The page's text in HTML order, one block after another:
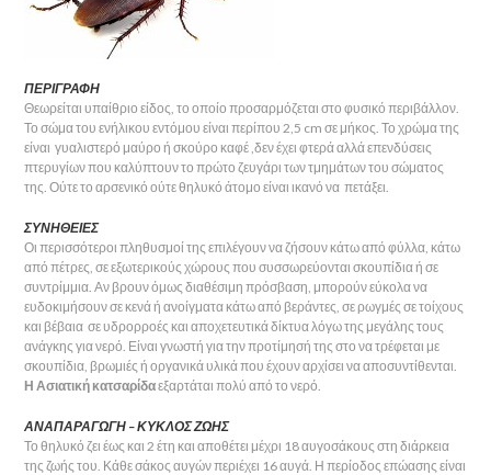
ΠΕΡΙΓΡΑΦΗ
Θεωρείται υπαίθριο είδος, το οποίο προσαρμόζεται στο φυσικό περιβάλλον.
Το σώμα του ενήλικου εντόμου είναι περίπου 2,5 cm σε μήκος. Το χρώμα της
είναι γυαλιστερό μαύρο ή σκούρο καφέ ,δεν έχει φτερά αλλά επενδύσεις
πτερυγίων που καλύπτουν το πρώτο ζευγάρι των τμημάτων του σώματος
της. Ούτε το αρσενικό ούτε θηλυκό άτομο είναι ικανό να πετάξει.
ΣΥΝΗΘΕΙΕΣ
Οι περισσότεροι πληθυσμοί της επιλέγουν να ζήσουν κάτω από φύλλα, κάτω
από πέτρες, σε εξωτερικούς χώρους που συσσωρεύονται σκουπίδια ή σε
συντρίμμια. Αν βρουν όμως διαθέσιμη πρόσβαση, μπορούν εύκολα να
ευδοκιμήσουν σε κενά ή ανοίγματα κάτω από βεράντες, σε ρωγμές σε τοίχους
και βέβαια σε υδρορροές και αποχετευτικά δίκτυα λόγω της μεγάλης τους
ανάγκης για νερό. Είναι γνωστή για την προτίμησή της στο να τρέφεται με
σκουπίδια, βρωμιές ή οργανικά υλικά που έχουν αρχίσει να αποσυντίθενται.
Η Ασιατική κατσαρίδαεξαρτάται πολύ από το νερό.
ΑΝΑΠΑΡΑΓΩΓΗ – ΚΥΚΛΟΣ ΖΩΗΣ
Το θηλυκό ζει έως και 2 έτη και αποθέτει μέχρι 18 αυγοσάκους στη διάρκεια
της ζωής του. Κάθε σάκος αυγών περιέχει 16 αυγά. Η περίοδος επώασης είναι